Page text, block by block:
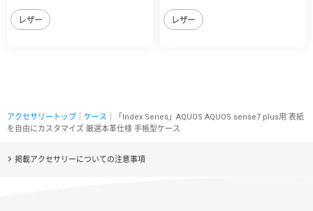
レザー レザー
アクセサリートップ ケース ｜「Index Series」AQUOS AQUOS sense7 plus用 表紙
を自由にカスタマイズ 厳選本革仕様 手帳型ケース
掲載アクセサリーについての注意事項